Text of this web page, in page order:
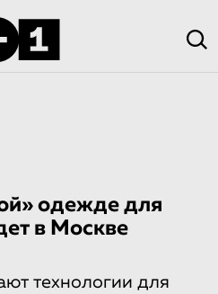
одежде для
в Москве
технологии для